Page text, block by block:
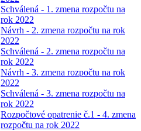
Schválená - 1. zmena rozpočtu na
rok 2022
Návrh - 2. zmena rozpočtu na rok
2022
Schválená - 2. zmena rozpočtu na
rok 2022
Návrh - 3. zmena rozpočtu na rok
2022
Schválená - 3. zmena rozpočtu na
rok 2022
Rozpočtové opatrenie č.1 - 4. zmena
rozpočtu na rok 2022